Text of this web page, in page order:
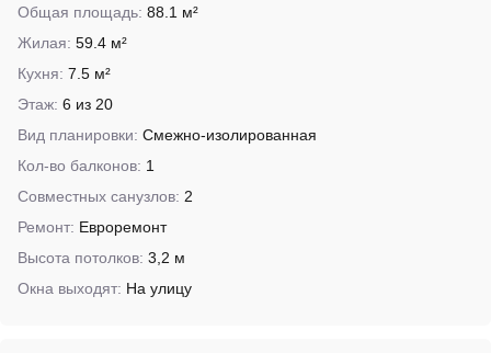
Общая площадь: 88.1 м²
Жилая: 59.4 м²
Кухня: 7.5 м²
Этаж: 6 из 20
Вид планировки: Смежно-изолированная
Кол-во балконов: 1
Совместных санузлов: 2
Ремонт: Евроремонт
Высота потолков: 3,2 м
Окна выходят: На улицу